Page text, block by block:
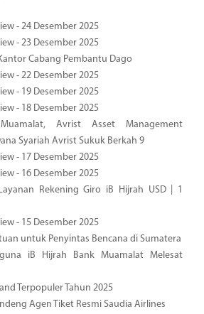
- 24 Desember 2025
- 23 Desember 2025
Cabang Pembantu Dago
- 22 Desember 2025
- 19 Desember 2025
- 18 Desember 2025
Avrist Asset Management
Syariah Avrist Sukuk Berkah 9
- 17 Desember 2025
- 16 Desember 2025
Rekening Giro iB Hijrah USD | 1
- 15 Desember 2025
untuk Penyintas Bencana di Sumatera
iB Hijrah Bank Muamalat Melesat
Terpopuler Tahun 2025
Agen Tiket Resmi Saudia Airlines